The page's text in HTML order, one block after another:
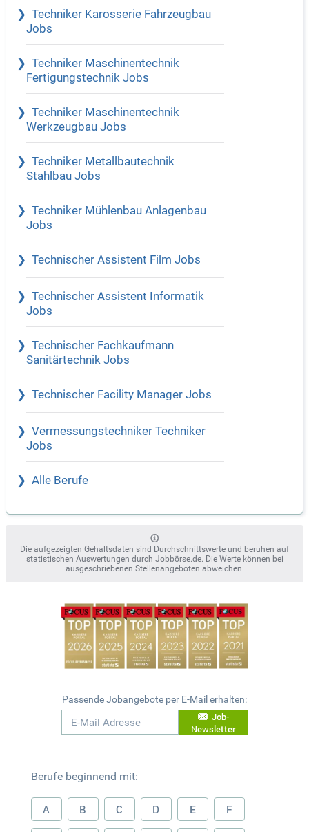
Techniker Karosserie Fahrzeugbau
Jobs
Techniker Maschinentechnik
Fertigungstechnik Jobs
Techniker Maschinentechnik
Werkzeugbau Jobs
Techniker Metallbautechnik
Stahlbau Jobs
Techniker Mühlenbau Anlagenbau
Jobs
Technischer Assistent Film Jobs
Technischer Assistent Informatik
Jobs
Technischer Fachkaufmann
Sanitärtechnik Jobs
Technischer Facility Manager Jobs
Vermessungstechniker Techniker
Jobs
Alle Berufe
Die aufgezeigten Gehaltsdaten sind Durchschnittswerte und beruhen auf
statistischen Auswertungen durch Jobbörse.de. Die Werte können bei
ausgeschriebenen Stellenangeboten abweichen.
Passende Jobangebote per E-Mail erhalten:
Job-
Newsletter
Berufe beginnend mit:
A B C D E F